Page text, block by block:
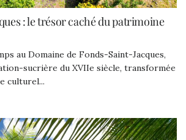
: le trésor caché du patrimoine
au Domaine de Fonds-Saint-Jacques,
sucrière du XVIIe siècle, transformée
culturel...